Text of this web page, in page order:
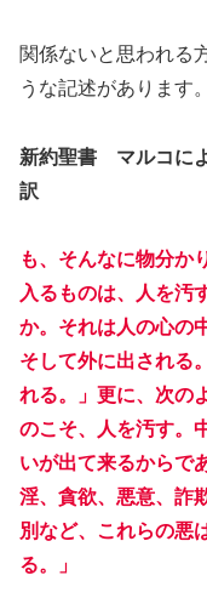
関係ないと思われる
うな記述があります。
新約聖書 マルコに
訳
も、そんなに物分か
入るものは、人を汚
か。それは人の心の
そして外に出される
れる。」更に、次の
のこそ、人を汚す。
いが出て来るからで
淫、貪欲、悪意、詐
別など、これらの悪
る。
」